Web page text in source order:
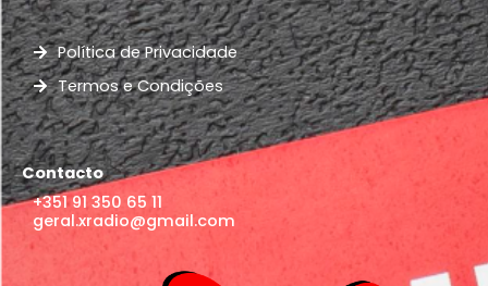
Política de Privacidade
Termos e Condições
Contacto
+351 91 350 65 11
geral.xradio@gmail.com